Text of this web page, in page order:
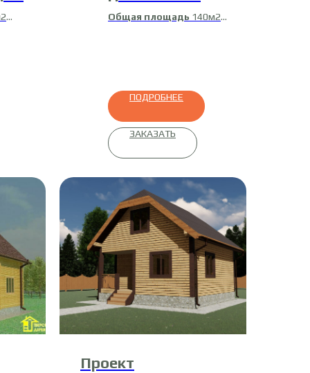
Общая площадь 140м2
ПОДРОБНЕЕ
ЗАКАЗАТЬ
Проект